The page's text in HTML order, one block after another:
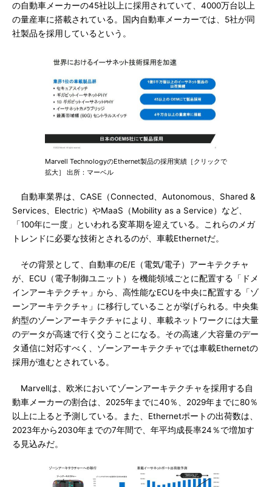
の自動車メーカーの45社以上に採用されていて、4000万台以上
の量産車に搭載されている。国内自動車メーカーでは、5社が同
社製品を採用しているという。
Marvell TechnologyのEthernet製品の採用実績［クリックで
拡大］ 出所：マーベル
自動車業界は、CASE（Connected、Autonomous、Shared &
Services、Electric）やMaaS（Mobility as a Service）など、
「100年に一度」といわれる変革期を迎えている。これらのメガ
トレンドに必要な技術とされるのが、車載Ethernetだ。
その背景として、自動車のE/E（電気/電子）アーキテクチャ
が、ECU（電子制御ユニット）を機能領域ごとに配置する「ドメ
インアーキテクチャ」から、高性能なECUを中央に配置する「ゾ
ーンアーキテクチャ」に移行していることが挙げられる。中央集
約型のゾーンアーキテクチャにより、車載ネットワークには大量
のデータが高速で行く交うことになる。その高速／大容量のデー
タ通信に対応すべく、ゾーンアーキテクチャでは車載Ethernetの
採用が進むとされている。
Marvellは、欧米においてゾーンアーキテクチャを採用する自
動車メーカーの割合は、2025年までに40％、2029年までに80％
以上に上ると予測している。また、Ethernetポートの出荷数は、
2023年から2030年までの7年間で、年平均成長率24％で増加す
る見込みだ。